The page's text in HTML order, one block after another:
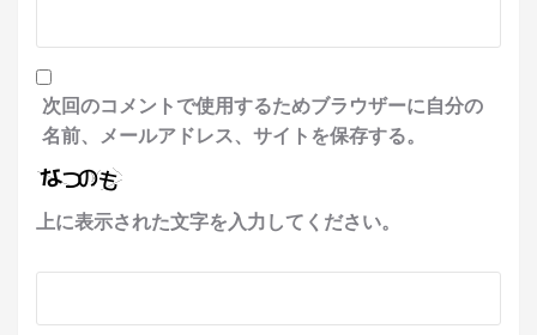
次回のコメントで使用するためブラウザーに自分の
名前、メールアドレス、サイトを保存する。
上に表示された文字を入力してください。